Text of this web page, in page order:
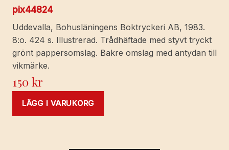
pix44824
Uddevalla, Bohusläningens Boktryckeri AB, 1983.
8:o. 424 s. Illustrerad. Trådhäftade med styvt tryckt
grönt pappersomslag. Bakre omslag med antydan till
vikmärke.
150kr
LÄGG I VARUKORG